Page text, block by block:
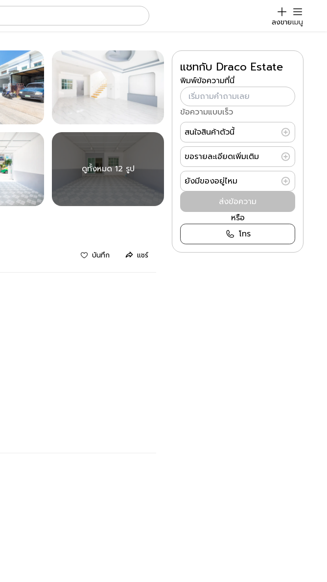
ลงขายเมนู
ดูทั้งหมด 12 รูป
บันทึก แชร์
แชทกับ Draco Estate
พิมพ์ข้อความที่นี่
ข้อความแบบเร็ว
สนใจสินค้าตัวนี้
ขอรายละเอียดเพิ่มเติม
ยังมีของอยู่ไหม
ส่งข้อความ
หรือ
โทร